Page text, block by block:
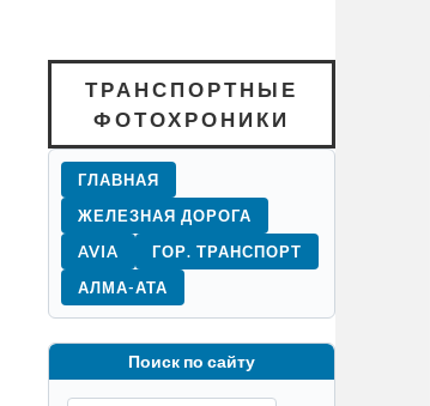
ТРАНСПОРТНЫЕ
ФОТОХРОНИКИ
ГЛАВНАЯ
ЖЕЛЕЗНАЯ ДОРОГА
AVIA
ГОР. ТРАНСПОРТ
АЛМА-АТА
Поиск по сайту